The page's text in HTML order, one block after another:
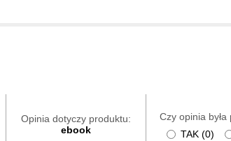
Opinia dotyczy produktu:
ebook
Czy opinia była
TAK (0)